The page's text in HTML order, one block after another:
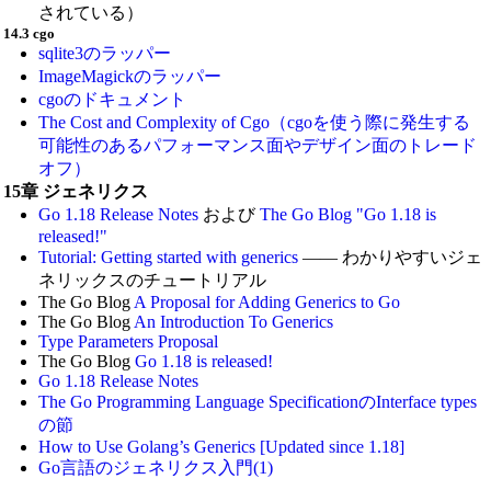
されている）
14.3 cgo
sqlite3のラッパー
ImageMagickのラッパー
cgoのドキュメント
The Cost and Complexity of Cgo（cgoを使う際に発生する
可能性のあるパフォーマンス面やデザイン面のトレード
オフ）
15章 ジェネリクス
Go 1.18 Release Notes およびThe Go Blog "Go 1.18 is
released!"
Tutorial: Getting started with generics—— わかりやすいジェ
ネリックスのチュートリアル
The Go Blog A Proposal for Adding Generics to Go
The Go Blog An Introduction To Generics
Type Parameters Proposal
The Go BlogGo 1.18 is released!
Go 1.18 Release Notes
The Go Programming Language SpecificationのInterface types
の節
How to Use Golang’s Generics [Updated since 1.18]
Go言語のジェネリクス入門(1)